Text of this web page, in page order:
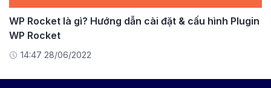
WP Rocket là gì? Hướng dẫn cài đặt & cấu hình Plugin
WP Rocket
14:47 28/06/2022